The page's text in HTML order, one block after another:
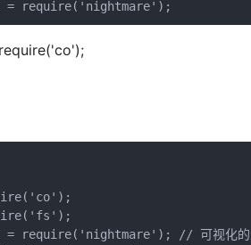
= require('nightmare');
= require('nightmare'); // 可视化的